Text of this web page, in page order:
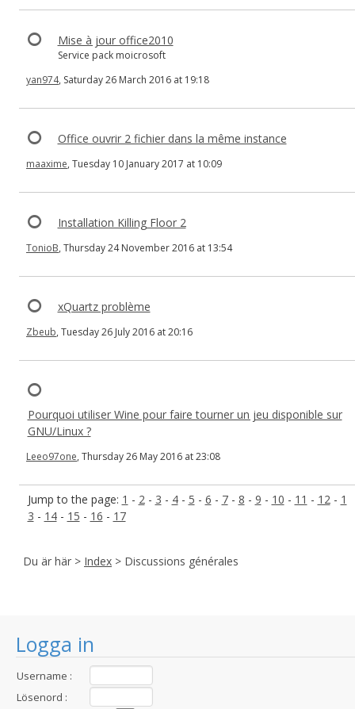
Logga in
Username :
Lösenord :
Jump to the page: 1 - 2- 3 - 4- 5 - 6 - 7- 8 - 9 - 10 - 11 - 12- 1
3 - 14- 15 - 16 - 17
Mise à jour office2010
Service pack moicrosoft
yan974, Saturday 26 March 2016 at 19:18
Office ouvrir 2 fichier dans la même instance
maaxime, Tuesday 10 January 2017 at 10:09
Installation Killing Floor 2
TonioB, Thursday 24 November 2016 at 13:54
xQuartz problème
Zbeub, Tuesday 26 July 2016 at 20:16
Pourquoi utiliser Wine pour faire tourner un jeu disponible sur
GNU/Linux ?
Leeo97one, Thursday 26 May 2016 at 23:08
Du är här > Index > Discussions générales